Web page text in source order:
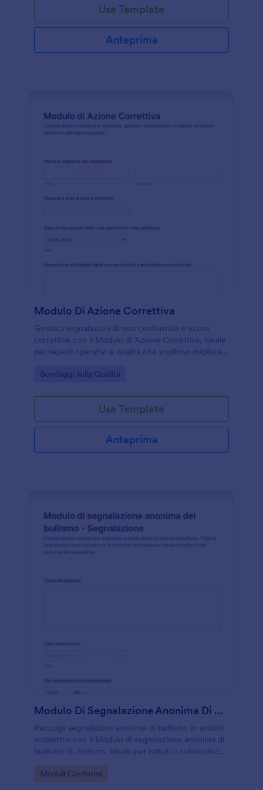
Usa Template
Anteprima
Modulo Di Azione Correttiva
Gestisci segnalazioni di non conformità e azioni
correttive con il Modulo di Azione Correttiva, ideale
per reparti operativi e qualità che vogliono migliorare
Go to Category:
Sondaggi sulla Qualità
Usa Template
Anteprima
Modulo Di Segnalazione Anonima Di Bullismo
Raccogli segnalazioni anonime di bullismo in ambito
scolastico con il Modulo di segnalazione anonima di
bullismo di Jotform, ideale per istituti e referenti che
risposte in modo ordinato.
Go to Category:
Moduli Conformi